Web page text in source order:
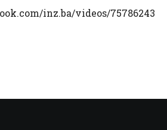
inz.ba/videos/75786243